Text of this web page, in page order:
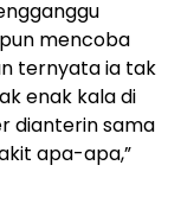
mencoba
ternyata ia tak
enak kala di
dianterin sama
apa-apa,”